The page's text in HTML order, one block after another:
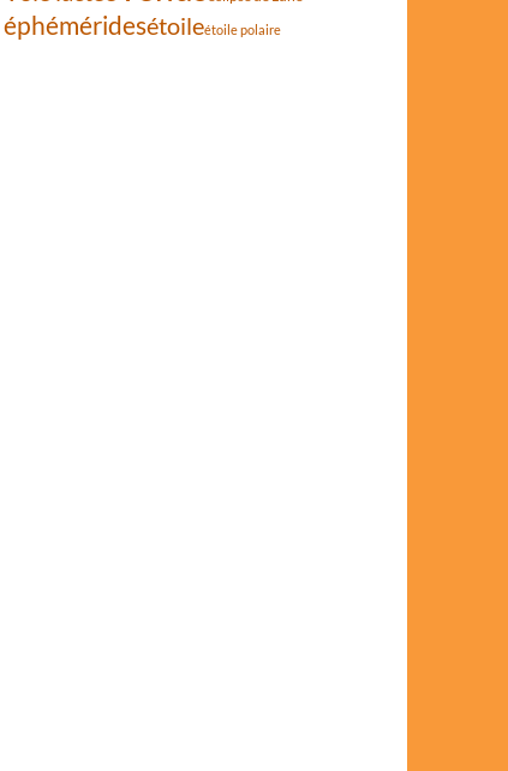
éphéméridesétoileétoile polaire